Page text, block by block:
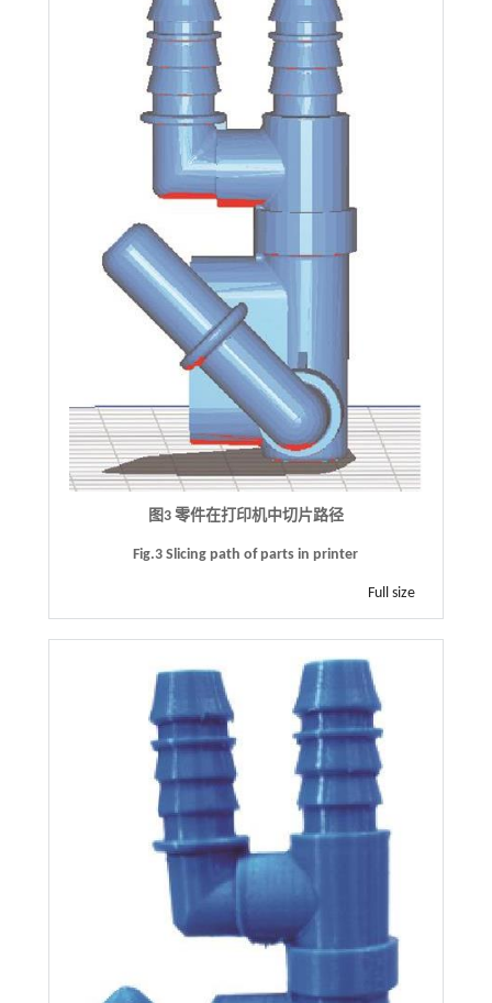
图3 零件在打印机中切片路径
Fig.3 Slicing path of parts in printer
Full size